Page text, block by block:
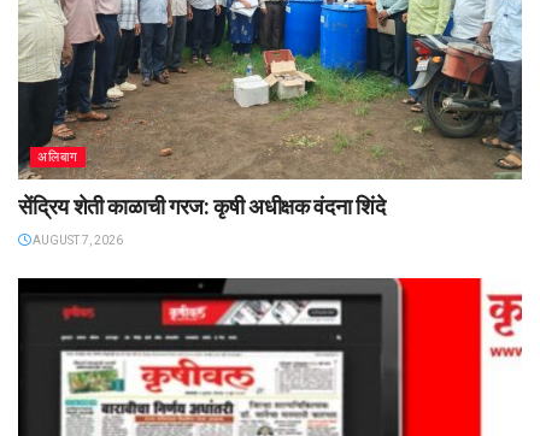
अलिबाग
सेंद्रिय शेती काळाची गरज: कृषी अधीक्षक वंदना शिंदे
AUGUST 7, 2026